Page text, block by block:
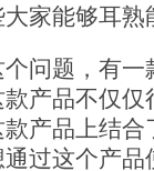
家能够耳
题，有一
产品不仅
产品上结
过这个产